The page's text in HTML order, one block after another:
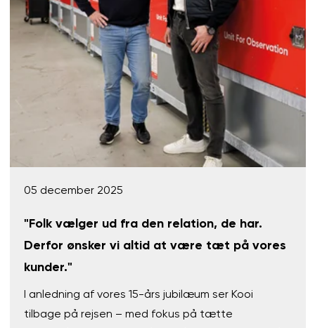
05 december 2025
"Folk vælger ud fra den relation, de har.
Derfor ønsker vi altid at være tæt på vores
kunder."
I anledning af vores 15-års jubilæum ser Kooi
tilbage på rejsen – med fokus på tætte